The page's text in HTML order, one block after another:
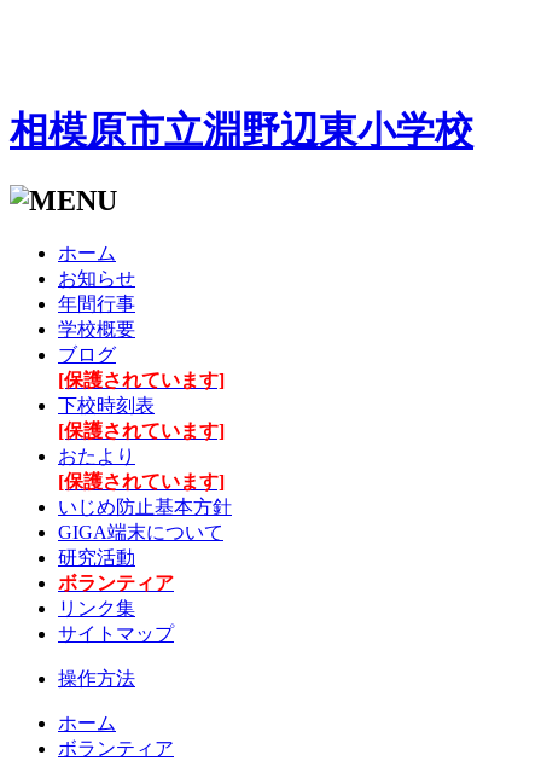
相模原市立淵野辺東小学校
ホーム
お知らせ
年間行事
学校概要
ブログ
[保護されています]
下校時刻表
[保護されています]
おたより
[保護されています]
いじめ防止基本方針
GIGA端末について
研究活動
ボランティア
リンク集
サイトマップ
操作方法
ホーム
ボランティア